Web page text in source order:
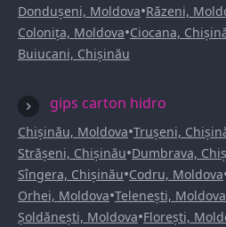
Dondușeni, Moldova•Răzeni,
Colonița, Moldova•Ciocana,
Buiucani, Chișinău
gips carton hidro
Chișinău, Moldova•Trușeni,
Strășeni, Chișinău•Dumbrava,
Sîngera, Chișinău•Codru, Moldova
Orhei, Moldova•Telenești, Moldova
Șoldănești, Moldova•Florești,